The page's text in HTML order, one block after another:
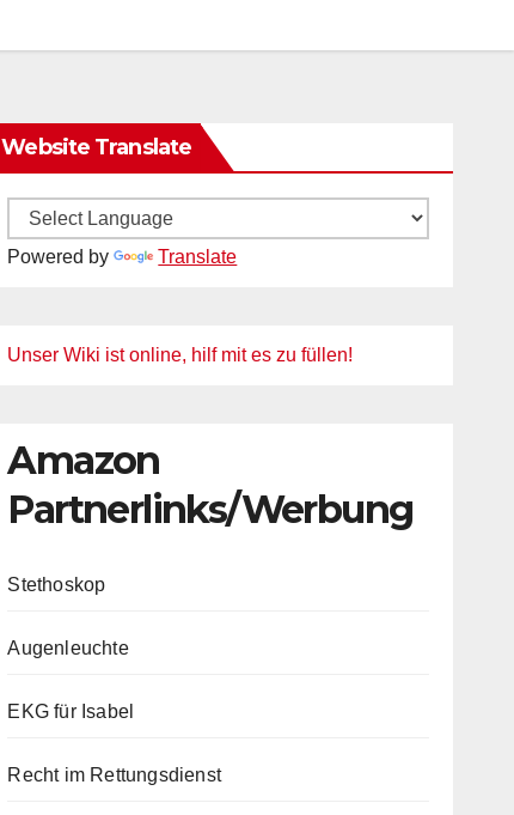
Website Translate
Powered by Translate
Unser Wiki ist online, hilf mit es zu füllen!
Amazon
Partnerlinks/Werbung
Stethoskop
Augenleuchte
EKG für Isabel
Recht im Rettungsdienst